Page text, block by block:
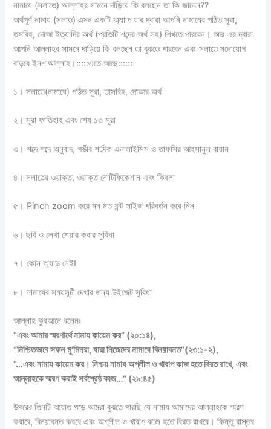
নামাযে (সলাতে) আল্লাহর সামনে দাঁড়িয়ে কি বলছেন তা কি জানেন??
অর্থপূর্ণ নামায (সলাত) এমন একটি অ্যাাপ যার দ্বারা আপনি নামাযের পঠিত সূরা,
তসবিহ, দোআ ইত্যাদির অর্থ (প্রতিটি শব্দের অর্থ সহ) শিখতে পারবেন। আর এর দ্বারা
আপনি আল্লাহর সামনে দাড়িয়ে কি বলছেন তা বুঝতে পারবেন এবং সলাতে মনোযোগ
বাড়বে ইনশাআল্লাহ।:::::এতে আছে::::::
১। সলাতে(নামাযে) পঠিত সূরা, তাসবিহ, দোআর অর্থ
২। সূরা ফাতিহাহ এবং শেষ ১৩ সূরা
৩। শব্দে শব্দে অনুবাদ, গভীর শাব্দিক এনালাইসিস ও তাফসির আহসানুল বায়ান
৪। সলাতের ওয়াক্ত, ওয়াক্ত নোটিফিকেশান এবং কিবলা
৫। Pinch zoom করে মন মত ফন্ট সাইজ পরিবর্তন করে নিন
৬। ছবি ও লেখা শেয়ার করার সুবিধা
৭। কোন অ্যাড নেই!
৮। নামাযের সময়সূচী দেখার জন্য উইজেট সুবিধা
আল্লাহ কুরআনে বলেনঃ
“এবং আমার স্মরণার্থে নামায কায়েম কর” (২০:১৪),
“নিশ্চিতভাবে সফল মু’মিনরা, যারা নিজেদের নামাযে বিনয়াবনত”(২৩:১-২),
“…এবং নামায কায়েম কর। নিশ্চয় নামায অশ্লীল ও খারাপ কাজ হতে বিরত রাখে, এবং
আল্লাহকে স্মরণ করাই সর্বশ্রেষ্ঠ কাজ…” (২৯:৪৫)
উপরের তিনটি আয়াত পড়ে আমরা বুঝতে পারছি যে নামায আমাদের আল্লাহকে স্মরণ
করাবে, বিনয়াবনত করবে এবং অশ্লীল ও খারাপ কাজ হতে বিরত রাখবে। কিন্তু বাস্তব